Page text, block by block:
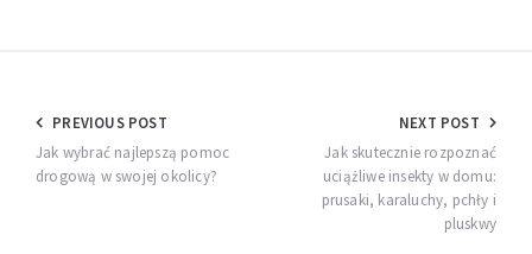
Nawigacja
wpisu
PREVIOUS POST
Jak wybrać najlepszą pomoc
drogową w swojej okolicy?
NEXT POST
Jak skutecznie rozpoznać
uciążliwe insekty w domu:
prusaki, karaluchy, pchły i
pluskwy